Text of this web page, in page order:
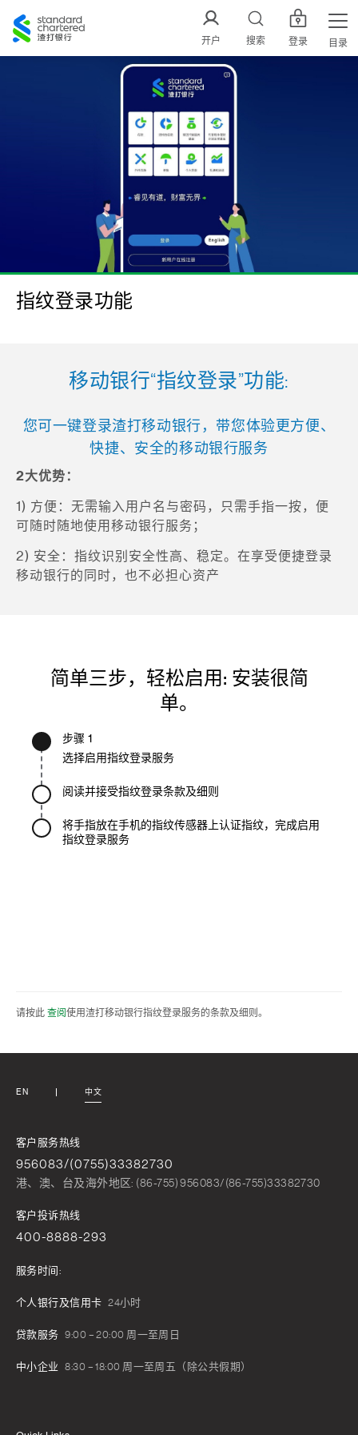
渣
打
中
开户 搜索 登录 目录
指纹登录功能
移动银行“指纹登录”功能:
您可一键登录渣打移动银行，带您体验更方便、
快捷、安全的移动银行服务
2大优势：
1) 方便：无需输入用户名与密码，只需手指一按，便
可随时随地使用移动银行服务；
2) 安全：指纹识别安全性高、稳定。在享受便捷登录
移动银行的同时，也不必担心资产
简单三步，轻松启用: 安装很简
单。
步骤 1
选择启用指纹登录服务
阅读并接受指纹登录条款及细则
将手指放在手机的指纹传感器上认证指纹，完成启用
指纹登录服务
请按此 查阅使用渣打移动银行指纹登录服务的条款及细则。
EN 中文
客户服务热线
956083/(0755)33382730
港、澳、台及海外地区: (86-755) 956083/(86-755)33382730
客户投诉热线
400-8888-293
服务时间:
个人银行及信用卡 24小时
贷款服务 9:00 – 20:00 周一至周日
中小企业 8:30 – 18:00 周一至周五（除公共假期）